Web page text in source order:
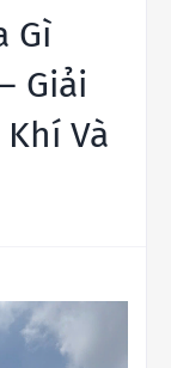
Gì
Giải
Và